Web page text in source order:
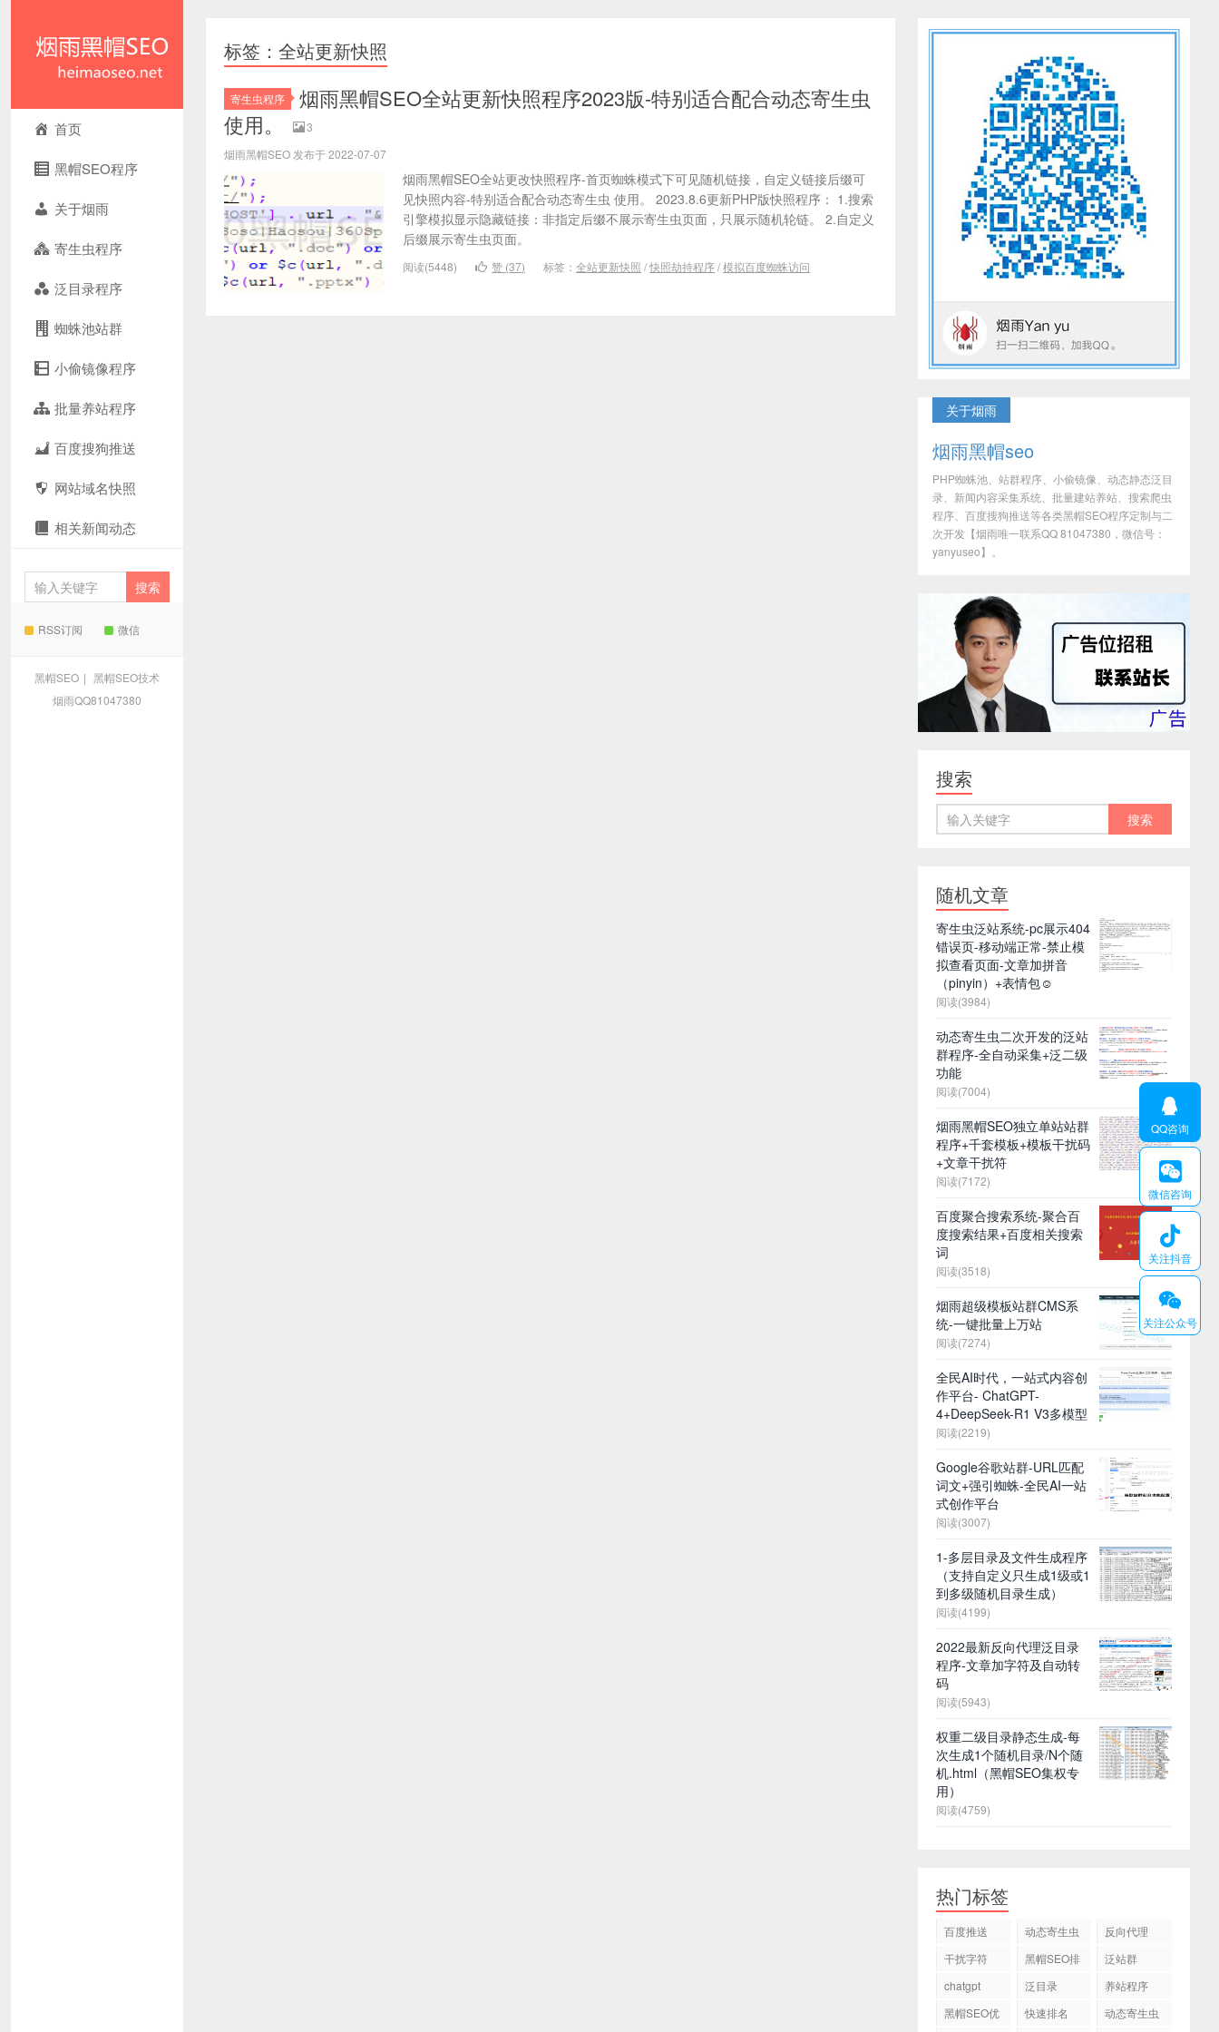
首页
黑帽SEO程序
关于烟雨
寄生虫程序
泛目录程序
蜘蛛池站群
小偷镜像程序
批量养站程序
百度搜狗推送
网站域名快照
相关新闻动态
RSS订阅 微信
黑帽SEO | 黑帽SEO技术
烟雨QQ81047380
标签：全站更新快照
寄生虫程序
烟雨黑帽SEO全站更新快照程序2023版-特别适合配合动态寄生虫
使用。
3
烟雨黑帽SEO 发布于 2022-07-07
烟雨黑帽SEO全站更改快照程序-首页蜘蛛模式下可见随机链接，自定义链接后缀可
见快照内容-特别适合配合动态寄生虫 使用。 2023.8.6更新PHP版快照程序： 1.搜索
引擎模拟显示隐藏链接：非指定后缀不展示寄生虫页面，只展示随机轮链。 2.自定义
后缀展示寄生虫页面。
阅读(5448) 赞 (37) 标签：全站更新快照 /快照劫持程序/模拟百度蜘蛛访问
关于烟雨
烟雨黑帽seo
PHP蜘蛛池、站群程序、小偷镜像、动态静态泛目
录、新闻内容采集系统、批量建站养站、搜索爬虫
程序、百度搜狗推送等各类黑帽SEO程序定制与二
次开发【烟雨唯一联系QQ 81047380，微信号：
yanyuseo】。
搜索
随机文章
寄生虫泛站系统-pc展示404
错误页-移动端正常-禁止模
拟查看页面-文章加拼音
（pinyin）+表情包☺
阅读(3984)
动态寄生虫二次开发的泛站
群程序-全自动采集+泛二级
功能
阅读(7004)
烟雨黑帽SEO独立单站站群
程序+千套模板+模板干扰码
+文章干扰符
阅读(7172)
百度聚合搜索系统-聚合百
度搜索结果+百度相关搜索
词
阅读(3518)
烟雨超级模板站群CMS系
统-一键批量上万站
阅读(7274)
全民AI时代，一站式内容创
作平台- ChatGPT-
4+DeepSeek-R1 V3多模型
阅读(2219)
Google谷歌站群-URL匹配
词文+强引蜘蛛-全民AI一站
式创作平台
阅读(3007)
1-多层目录及文件生成程序
（支持自定义只生成1级或1
到多级随机目录生成）
阅读(4199)
2022最新反向代理泛目录
程序-文章加字符及自动转
码
阅读(5943)
权重二级目录静态生成-每
次生成1个随机目录/N个随
机.html（黑帽SEO集权专
用）
阅读(4759)
热门标签
百度推送 动态寄生虫
反向代理
干扰字符
黑帽SEO排
泛站群
chatgpt
泛目录
养站程序
黑帽SEO优
快速排名
动态寄生虫

QQ咨询

微信咨询

关注抖音
𐆄
关注公众号